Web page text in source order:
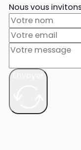
Nous vous
Envoyer